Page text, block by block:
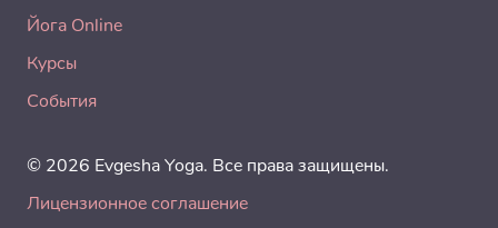
Йога Online
Курсы
События
© 2026 Evgesha Yoga. Все права защищены.
Лицензионное соглашение